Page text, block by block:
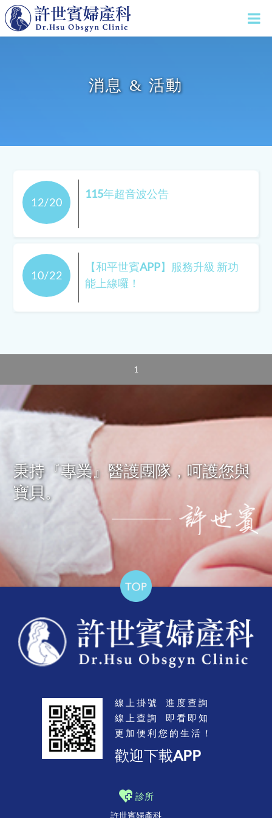
消息 & 活動
12/20
115年超音波公告
10/22
【和平世賓APP】服務升級 新功
能上線囉！
1
秉持『專業』醫護團隊，呵護您與
寶貝。
線上掛號 進度查詢
線上查詢 即看即知
更加便利您的生活！
歡迎下載APP
診所
許世賓婦產科